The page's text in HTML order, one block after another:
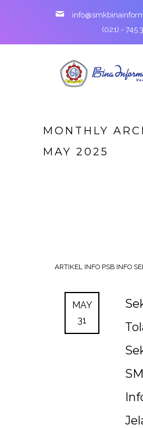
(021) - 745
MONTHLY
MAY 2025
ARTIKEL INFO PSB INFO
MAY
31